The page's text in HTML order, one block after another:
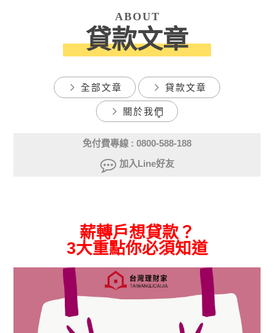
ABOUT
貸款文章
全部文章 貸款文章
關於我們
免付費專線 : 0800-588-188
加入Line好友
薪轉戶想貸款？
3大重點你必須知道